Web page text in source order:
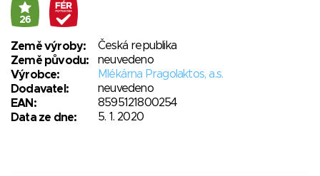
26
Země výroby:
Česká republika
Země původu:
neuvedeno
Výrobce:
Mlékárna Pragolaktos, a.s.
Dodavatel:
neuvedeno
EAN:
8595121800254
Data ze dne:
5. 1. 2020